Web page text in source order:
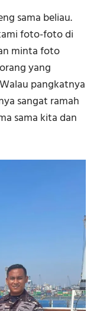
sama beliau.
foto-foto di
minta foto
yang
pangkatnya
sangat ramah
sama kita dan